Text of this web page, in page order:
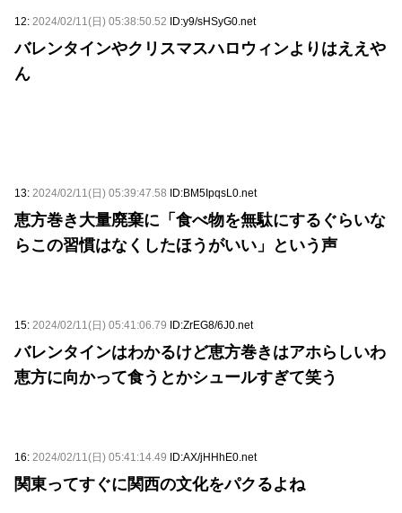
12: 2024/02/11(日) 05:38:50.52 ID:y9/sHSyG0.net
バレンタインやクリスマスハロウィンよりはええや
ん
13: 2024/02/11(日) 05:39:47.58 ID:BM5IpqsL0.net
恵方巻き大量廃棄に「食べ物を無駄にするぐらいな
らこの習慣はなくしたほうがいい」という声
15: 2024/02/11(日) 05:41:06.79 ID:ZrEG8/6J0.net
バレンタインはわかるけど恵方巻きはアホらしいわ
恵方に向かって食うとかシュールすぎて笑う
16: 2024/02/11(日) 05:41:14.49 ID:AX/jHHhE0.net
関東ってすぐに関西の文化をパクるよね